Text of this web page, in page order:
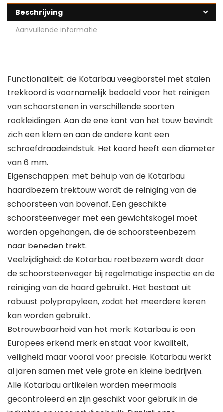
Beschrijving
Aanvullende informatie
Functionaliteit: de Kotarbau veegborstel met stalen
trekkoord is voornamelijk bedoeld voor het reinigen
van schoorstenen in verschillende soorten
rookleidingen. Aan de ene kant van het touw bevindt
zich een klem en aan de andere kant een
schroefdraadeindstuk. Het koord heeft een diameter
van 6 mm.
Eigenschappen: met behulp van de Kotarbau
haardbezem trektouw wordt de reiniging van de
schoorsteen van bovenaf. Een geschikte
schoorsteenveger met een gewichtskogel moet
worden opgehangen, die de schoorsteenbezem
naar beneden trekt.
Veelzijdigheid: de Kotarbau roetbezem wordt door
de schoorsteenveger bij regelmatige inspectie en de
reiniging van de haard gebruikt. Het bestaat uit
robuust polypropyleen, zodat het meerdere keren
kan worden gebruikt.
Betrouwbaarheid van het merk: Kotarbau is een
Europees erkend merk en staat voor kwaliteit,
veiligheid maar vooral voor precisie. Kotarbau werkt
al jaren samen met vele grote en kleine bedrijven.
Alle Kotarbau artikelen worden meermaals
gecontroleerd en zijn geschikt voor gebruik in de